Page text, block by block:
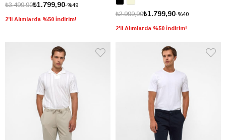
%49
₺1.799,90
₺3.499,90
2'li Alımlarda %50 İndirim!
%40
₺1.799,90
₺2.999,90
2'li Alımlarda %50 İndirim!